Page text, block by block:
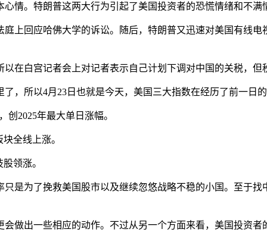
情。特朗普这两大行为引起了美国投资者的恐慌情绪和不满
上回应哈佛大学的诉讼。随后，特朗普又迅速对美国有线
在白宫记者会上对记者表示自己计划下调对中国的关税，但
，所以4月23日也就是今天，美国三大指数在经历了前一日的
创2025年最大单日涨幅。
全线上涨。
领涨。
是为了挽救美国股市以及继续忽悠战略不稳的小国。至于
做出一些相应的动作。不过从另一个方面来看，美国投资